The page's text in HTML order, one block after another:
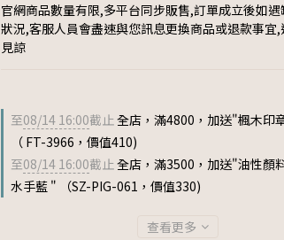
官網商品數量有限,多平台同步販售,訂單成立後如
狀況,客服人員會盡速與您訊息更換商品或退款事宜
見諒
至08/14 16:00截止全店，滿4800，加送"楓木印
（ FT-3966，價值410)
至08/14 16:00截止全店，滿3500，加送"油性顏
水手藍 " （SZ-PIG-061，價值330)
查看更多